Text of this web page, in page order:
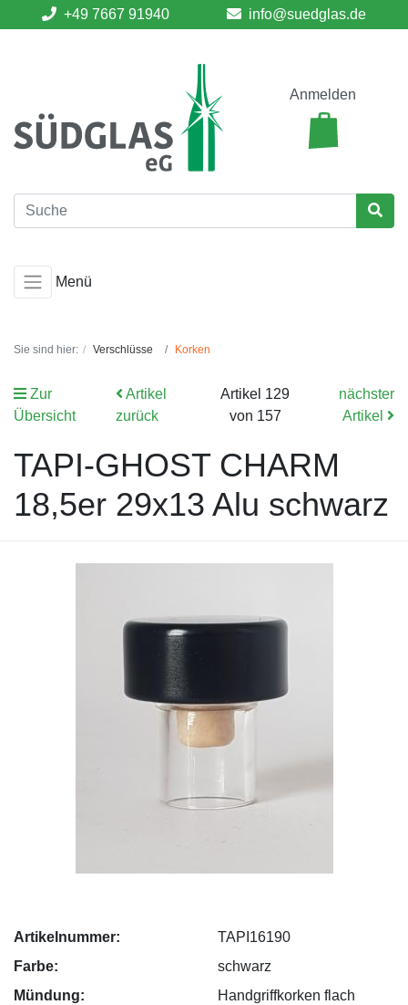
+49 7667 91940 info@suedglas.de
Anmelden
Menü
Sie sind hier: Verschlüsse Korken
Zur
Übersicht
Artikel
zurück
Artikel 129
von 157
nächster
Artikel
TAPI-GHOST CHARM
18,5er 29x13 Alu schwarz
Artikelnummer:
TAPI16190
Farbe:
schwarz
Mündung:
Handgriffkorken flach